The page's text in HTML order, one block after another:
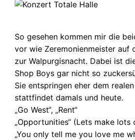
So gesehen kommen mir die
vor wie Zeremonienmeister auf
zur Walpurgisnacht. Dabei ist
Shop Boys gar nicht so
Sie entspringen eher dem
stattfindet damals und heute.
„Go West“, „Rent“
„Opportunities“ (Lets make lots
„You only tell me you love me